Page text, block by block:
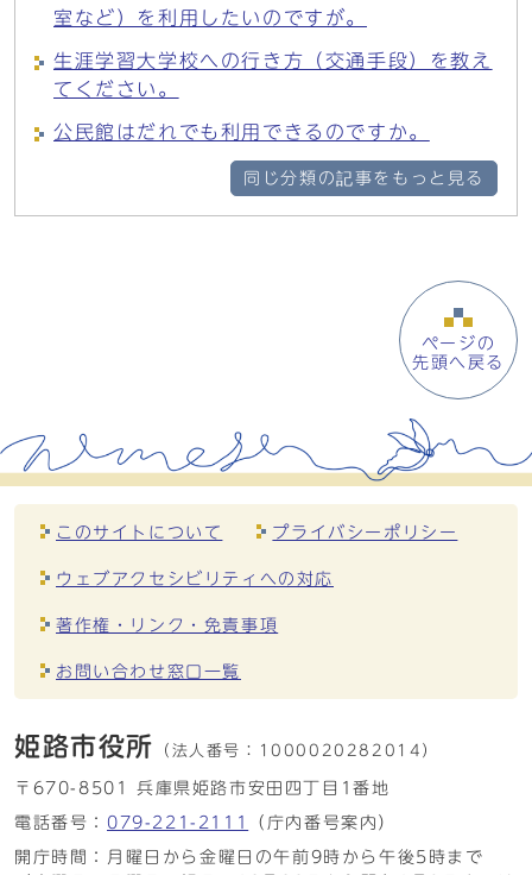
室など）を利用したいのですが。
生涯学習大学校への行き方（交通手段）を教え
てください。
公民館はだれでも利用できるのですか。
同じ分類の記事をもっと見る
ページの
先頭へ戻る
このサイトについて プライバシーポリシー
ウェブアクセシビリティへの対応
著作権・リンク・免責事項
お問い合わせ窓口一覧
姫路市役所 （法人番号： 1000020282014）
〒670-8501 兵庫県姫路市安田四丁目1番地
電話番号： 079-221-2111
（庁内番号案内）
開庁時間：月曜日から金曜日の午前9時から午後5時まで